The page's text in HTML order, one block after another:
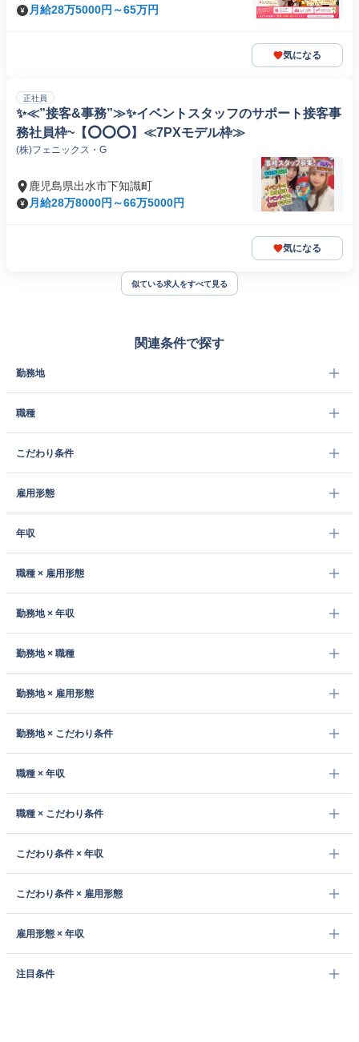
月給28万5000円～65万円
気になる
正社員
✨≪”接客&事務”≫✨イベントスタッフのサポート接客事
務社員枠~【⭕️⭕️⭕️】≪7PXモデル枠≫
(株)フェニックス・G
鹿児島県出水市下知識町
月給28万8000円～66万5000円
気になる
似ている求人をすべて見る
関連条件で探す
勤務地
職種
こだわり条件
雇用形態
年収
職種 × 雇用形態
勤務地 × 年収
勤務地 × 職種
勤務地 × 雇用形態
勤務地 × こだわり条件
職種 × 年収
職種 × こだわり条件
こだわり条件 × 年収
こだわり条件 × 雇用形態
雇用形態 × 年収
注目条件